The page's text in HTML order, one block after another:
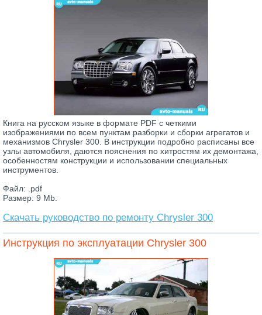
Книга на русском языке в формате PDF с четкими
изображениями по всем пунктам разборки и сборки агрегатов и
механизмов Chrysler 300. В инструкции подробно расписаны все
узлы автомобиля, даются пояснения по хитростям их демонтажа,
особенностям конструкции и использовании специальных
инструментов.
Файл: .pdf
Размер: 9 Mb.
Скачать руководство по ремонту Chrysler 300
Инструкция по эксплуатации Chrysler 300